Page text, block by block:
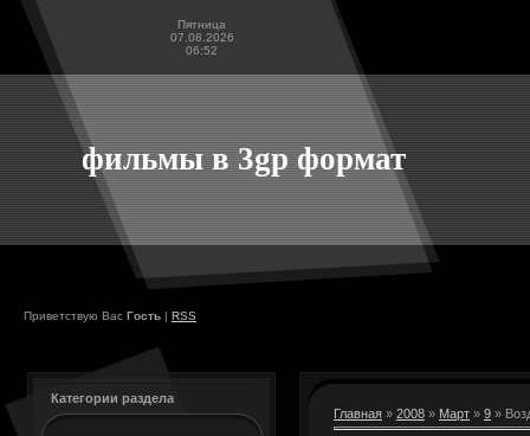
Пятница
07.08.2026
06:52
фильмы в 3gp формат
Приветствую Вас Гость | RSS
Категории раздела
Главная » 2008 » Март » 9 »